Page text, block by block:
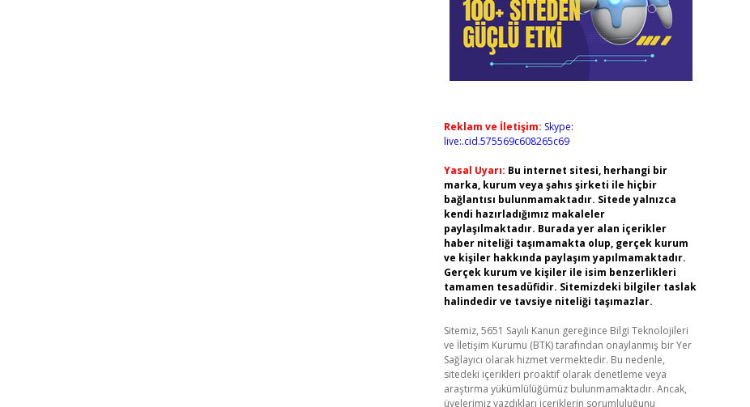
Reklam ve İletişim: Skype:
live:.cid.575569c608265c69
Yasal Uyarı: Bu internet sitesi, herhangi bir
marka, kurum veya şahıs şirketi ile hiçbir
bağlantısı bulunmamaktadır. Sitede yalnızca
kendi hazırladığımız makaleler
paylaşılmaktadır. Burada yer alan içerikler
haber niteliği taşımamakta olup, gerçek kurum
ve kişiler hakkında paylaşım yapılmamaktadır.
Gerçek kurum ve kişiler ile isim benzerlikleri
tamamen tesadüfidir. Sitemizdeki bilgiler taslak
halindedir ve tavsiye niteliği taşımazlar.
Sitemiz, 5651 Sayılı Kanun gereğince Bilgi Teknolojileri
ve İletişim Kurumu (BTK) tarafından onaylanmış bir Yer
Sağlayıcı olarak hizmet vermektedir. Bu nedenle,
sitedeki içerikleri proaktif olarak denetleme veya
araştırma yükümlülüğümüz bulunmamaktadır. Ancak,
üyelerimiz yazdıkları içeriklerin sorumluluğunu